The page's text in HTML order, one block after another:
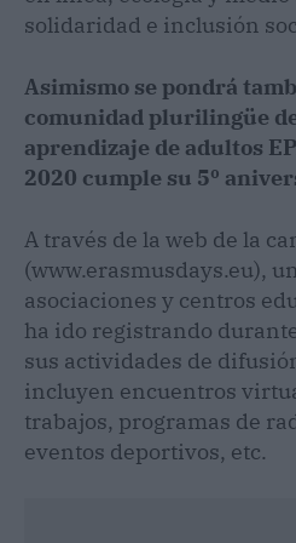
solidaridad e inclusión
Asimismo se pondrá
comunidad plurilingüe
aprendizaje de adultos
2020 cumple su 5º
A través de la web de la
(www.erasmusdays.eu),
asociaciones y centros
ha ido registrando
sus actividades de
incluyen encuentros
trabajos, programas de
eventos deportivos, etc.